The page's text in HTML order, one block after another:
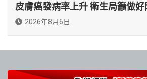
皮膚癌發病率上升 衛生局籲做好
2026年8月6日